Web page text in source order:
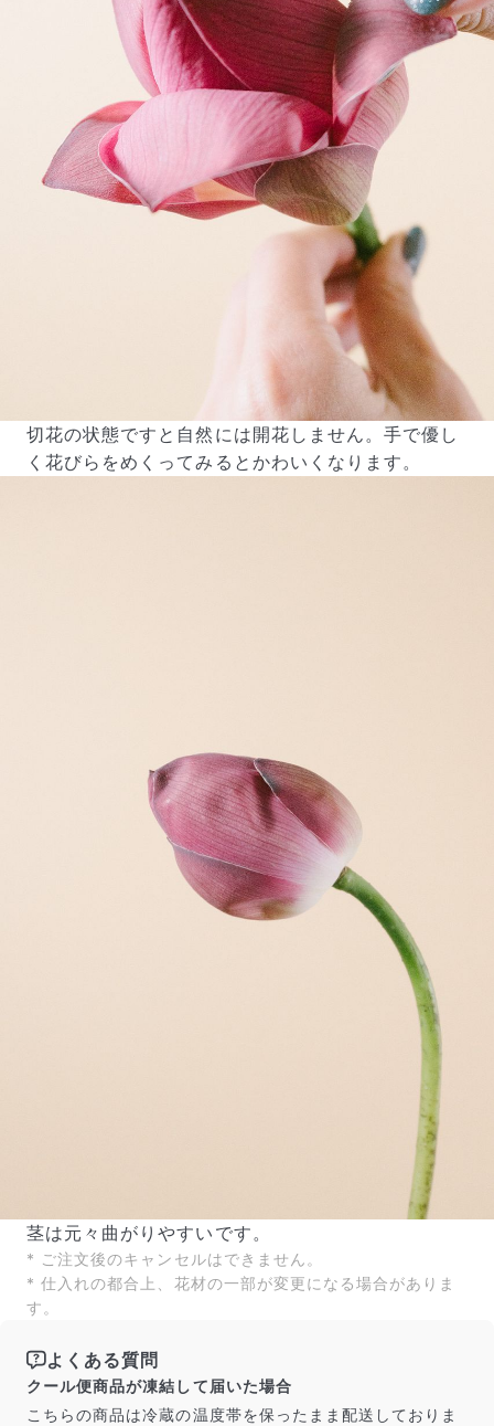
切花の状態ですと自然には開花しません。手で優し
く花びらをめくってみるとかわいくなります。
茎は元々曲がりやすいです。
* ご注文後のキャンセルはできません。
* 仕入れの都合上、花材の一部が変更になる場合がありま
す。
よくある質問
クール便商品が凍結して届いた場合
こちらの商品は冷蔵の温度帯を保ったまま配送しておりま